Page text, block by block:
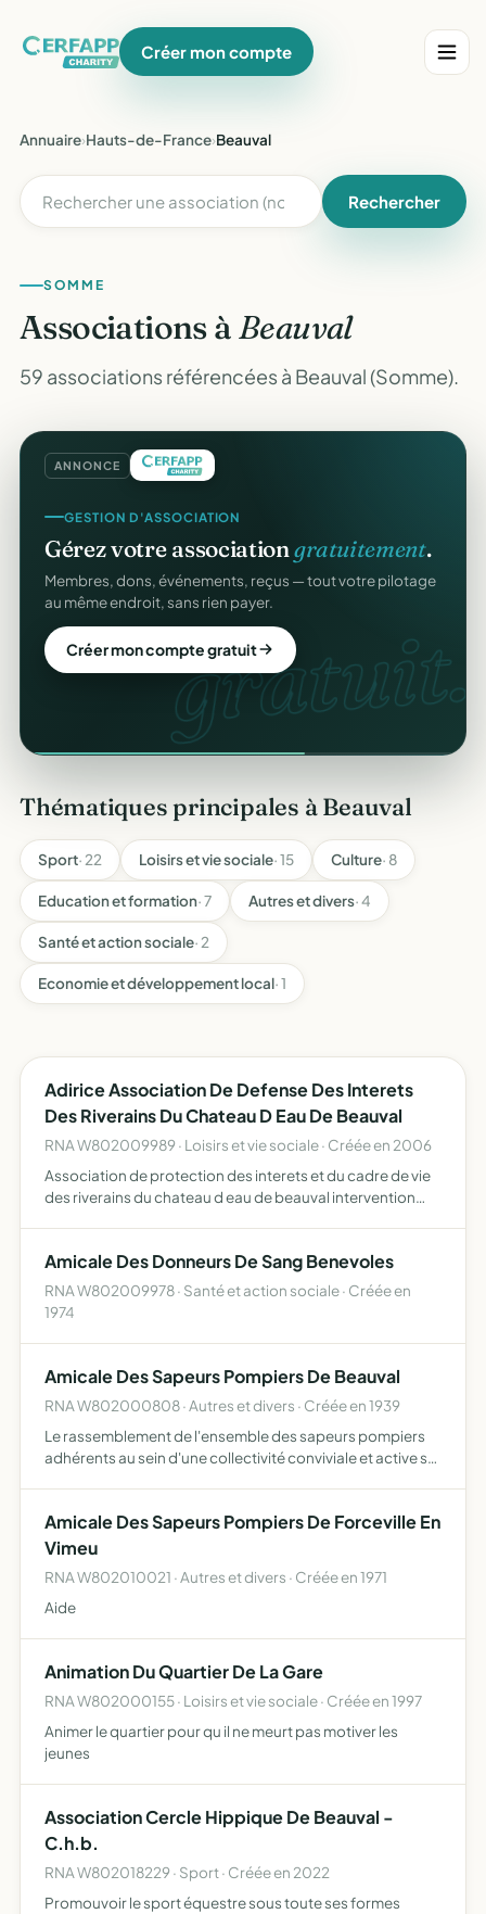
Créer mon compte
Annuaire›Hauts-de-France›Beauval
Rechercher
SOMME
Associations àBeauval
59 associations référencées à Beauval (Somme).
ANNONCE
gratuit.
GESTION D'ASSOCIATION
Gérez votre associationgratuitement.
Membres, dons, événements, reçus — tout votre pilotage
au même endroit, sans rien payer.
Créer mon compte gratuit
Thématiques principales à Beauval
Sport· 22 Loisirs et vie sociale· 15 Culture· 8
Education et formation· 7 Autres et divers· 4
Santé et action sociale· 2
Economie et développement local· 1
Adirice Association De Defense Des Interets
Des Riverains Du Chateau D Eau De Beauval
RNA W802009989 · Loisirs et vie sociale · Créée en 2006
Association de protection des interets et du cadre de vie
des riverains du chateau d eau de beauval intervention
Amicale Des Donneurs De Sang Benevoles
RNA W802009978 · Santé et action sociale · Créée en
1974
Amicale Des Sapeurs Pompiers De Beauval
RNA W802000808 · Autres et divers · Créée en 1939
Le rassemblement de l'ensemble des sapeurs pompiers
adhérents au sein d'une collectivité conviviale et active sur
Amicale Des Sapeurs Pompiers De Forceville En
Vimeu
RNA W802010021 · Autres et divers · Créée en 1971
Aide
Animation Du Quartier De La Gare
RNA W802000155 · Loisirs et vie sociale · Créée en 1997
Animer le quartier pour qu il ne meurt pas motiver les
jeunes
Association Cercle Hippique De Beauval -
C.h.b.
RNA W802018229 · Sport · Créée en 2022
Promouvoir le sport équestre sous toute ses formes